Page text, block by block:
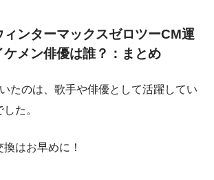
ィンターマックスゼロツーCM運
メン俳優は誰？：まとめ
たのは、歌手や俳優として活躍してい
た。
はお早めに！